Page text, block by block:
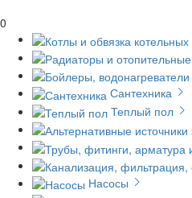
0
Сантехника
Теплый пол
Насосы